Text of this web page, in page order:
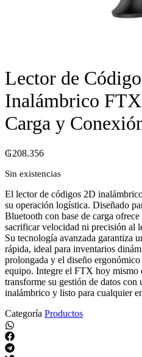
Lector de
Inalámbrico
Carga y
₲208.356
Sin existencias
El lector de códigos 2D
su operación logística. Diseñado
Bluetooth con base de carga
sacrificar velocidad ni precisión al
Su tecnología avanzada garantiza
rápida, ideal para inventarios
prolongada y el diseño
equipo. Integre el FTX hoy mismo
transforme su gestión de datos
inalámbrico y listo para cualquier
Categoría Productos